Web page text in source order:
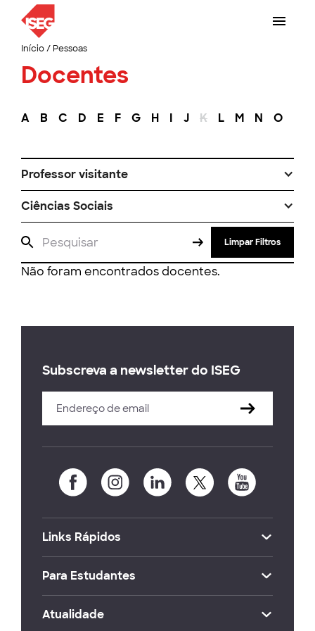
Início/ Pessoas
Docentes
A B C D E F G H I J K L M N O
Professor visitante
Ciências Sociais
Limpar Filtros
Não foram encontrados docentes.
Subscreva a newsletter do ISEG
Links Rápidos
Para Estudantes
Atualidade